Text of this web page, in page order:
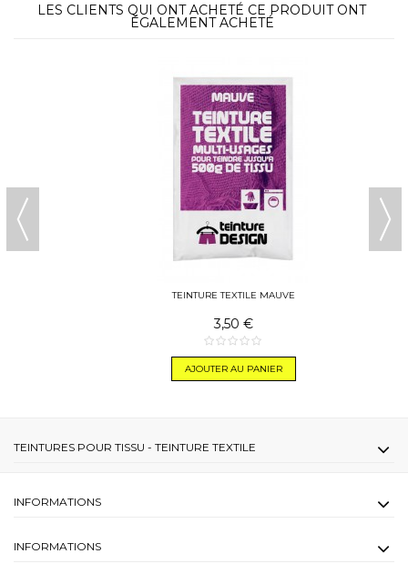
LES CLIENTS QUI ONT ACHETÉ CE PRODUIT ONT
ÉGALEMENT ACHETÉ
TEINTURE TEXTILE MAUVE
3,50 €
AJOUTER AU PANIER
TEINTURES POUR TISSU - TEINTURE TEXTILE
INFORMATIONS
INFORMATIONS